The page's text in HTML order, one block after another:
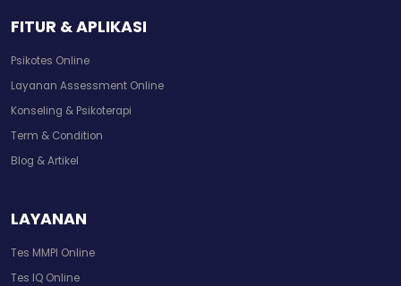
FITUR & APLIKASI
Psikotes Online
Layanan Assessment Online
Konseling & Psikoterapi
Term & Condition
Blog & Artikel
LAYANAN
Tes MMPI Online
Tes IQ Online